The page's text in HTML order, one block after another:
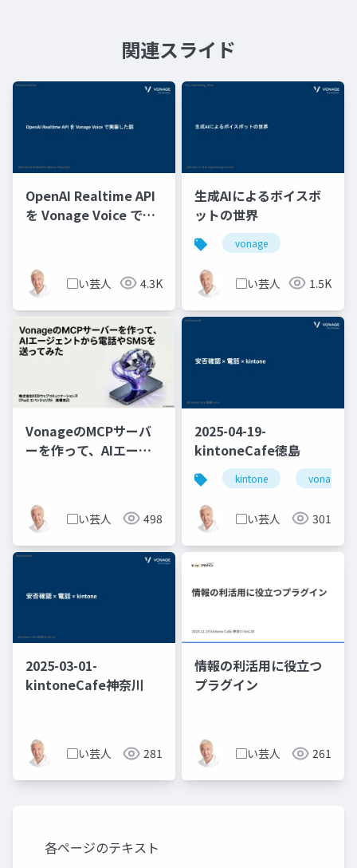
関連スライド
OpenAI Realtime API
を Vonage Voice で実
▢い芸人 4.3K
生成AIによるボイスボ
ットの世界
vonage
▢い芸人 1.5K
VonageのMCPサーバ
ーを作って、AIエージ
▢い芸人 498
2025-04-19-
kintoneCafe徳島
kintone vonage
▢い芸人 301
2025-03-01-
kintoneCafe神奈川
▢い芸人 281
情報の利活用に役立つ
プラグイン
▢い芸人 261
各ページのテキスト